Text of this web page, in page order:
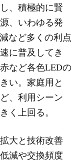
、積極的に賢
、いわゆる発
など多くの利点
に普及してき
など各色LEDの
い。家庭用と
、利用シーン
く上回る。
大と技術改善
減や交換頻度